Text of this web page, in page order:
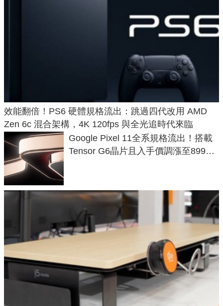
效能翻倍！PS6 硬體規格流出：跳過四代改用 AMD
Zen 6c 混合架構，4K 120fps 與全光追時代來臨
Google Pixel 11全系規格流出！搭載
Tensor G6晶片且入手價調漲至899美